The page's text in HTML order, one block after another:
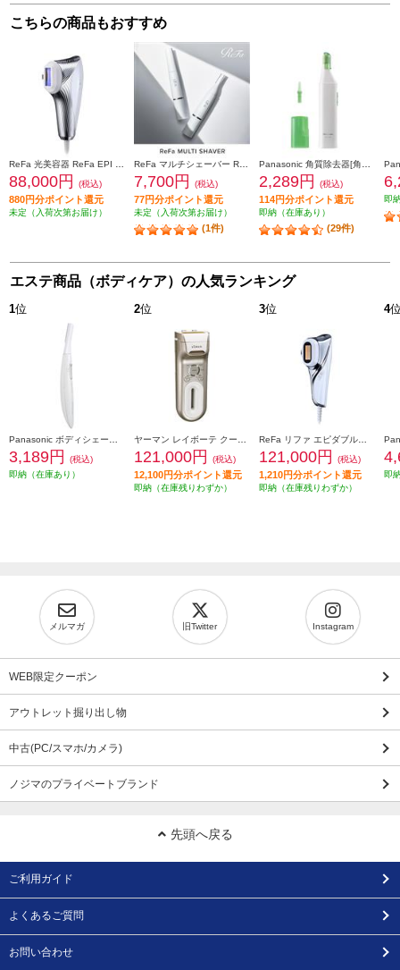
こちらの商品もおすすめ
88,000円 (税込)
880円分ポイント還元
未定（入荷次第お届け）
7,700円 (税込)
77円分ポイント還元
未定（入荷次第お届け）
(1件)
2,289円 (税込)
114円分ポイント還元
即納（在庫あり）
(29件)
即
エステ商品（ボディケア）の人気ランキング
1位
3,189円
(税込)
即納（在庫あり）
2位
121,000円 (税込)
12,100円分ポイント還元
即納（在庫残りわずか）
3位
121,000円 (税込)
1,210円分ポイント還元
即納（在庫残りわずか）
4
即
メルマガ 旧Twitter Instagram
WEB限定クーポン
アウトレット掘り出し物
中古(PC/スマホ/カメラ)
ノジマのプライベートブランド
先頭へ戻る
ご利用ガイド
よくあるご質問
お問い合わせ